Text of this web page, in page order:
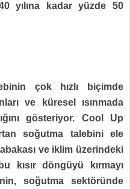
yılına kadar yüzde 50
çok hızlı biçimde
ve küresel ısınmada
gösteriyor. Cool Up
soğutma talebini ele
ve iklim üzerindeki
kısır döngüyü kırmayı
soğutma sektöründe